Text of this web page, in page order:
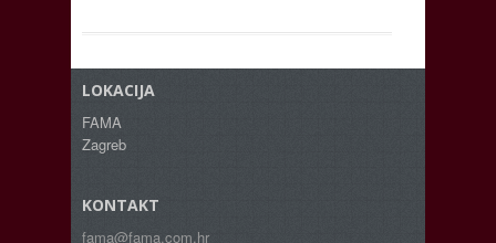
LOKACIJA
FAMA
Zagreb
KONTAKT
fama@fama.com.hr